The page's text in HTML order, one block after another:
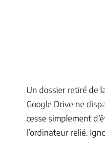
Un dossier retiré de
Google Drive ne
cesse simplement
l’ordinateur relié.